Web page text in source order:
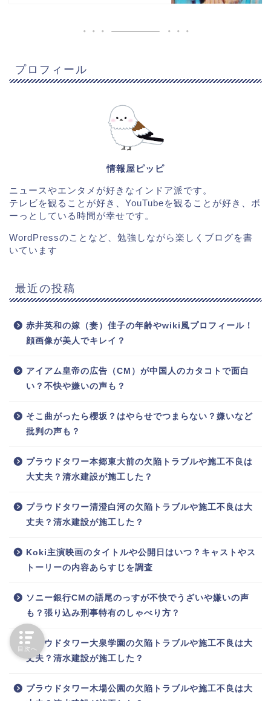
プロフィール
情報屋ピッピ
ニュースやエンタメが好きなインドア派です。
テレビを観ることが好き、YouTubeを観ることが好き、ボ
ーっとしている時間が幸せです。
WordPressのことなど、勉強しながら楽しくブログを書
いています
最近の投稿
赤井英和の嫁（妻）佳子の年齢やwiki風プロフィール！
顔画像が美人でキレイ？
アイアム皇帝の広告（CM）が中国人のカタコトで面白
い？不快や嫌いの声も？
そこ曲がったら櫻坂？はやらせでつまらない？嫌いなど
批判の声も？
プラウドタワー本郷東大前の欠陥トラブルや施工不良は
大丈夫？清水建設が施工した？
プラウドタワー清澄白河の欠陥トラブルや施工不良は大
丈夫？清水建設が施工した？
Koki主演映画のタイトルや公開日はいつ？キャストやス
トーリーの内容あらすじを調査
ソニー銀行CMの語尾のっすが不快でうざいや嫌いの声
も？張り込み刑事特有のしゃべり方？
プラウドタワー大泉学園の欠陥トラブルや施工不良は大
丈夫？清水建設が施工した？
プラウドタワー木場公園の欠陥トラブルや施工不良は大
目次へ